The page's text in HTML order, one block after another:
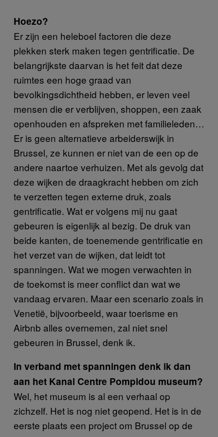
Hoezo?
Er zijn een heleboel factoren die deze
plekken sterk maken tegen gentrificatie. De
belangrijkste daarvan is het feit dat deze
ruimtes een hoge graad van
bevolkingsdichtheid hebben, er leven veel
mensen die er verblijven, shoppen, een zaak
openhouden en afspreken met familieleden…
Er is geen alternatieve arbeiderswijk in
Brussel, ze kunnen er niet van de een op de
andere naartoe verhuizen. Met als gevolg dat
deze wijken de draagkracht hebben om zich
te verzetten tegen externe druk, zoals
gentrificatie. Wat er volgens mij nu gaat
gebeuren is eigenlijk al bezig. De druk van
beide kanten, de toenemende gentrificatie en
het verzet van de wijken, dat leidt tot
spanningen. Wat we mogen verwachten in
de toekomst is meer conflict dan wat we
vandaag ervaren. Maar een scenario zoals in
Venetië, bijvoorbeeld, waar toerisme en
Airbnb alles overnemen, zal niet snel
gebeuren in Brussel, denk ik.
In verband met spanningen denk ik dan
aan het Kanal Centre Pompidou museum?
Wel, het museum is al een verhaal op
zichzelf. Het is nog niet geopend. Het is in de
eerste plaats een project om Brussel op de